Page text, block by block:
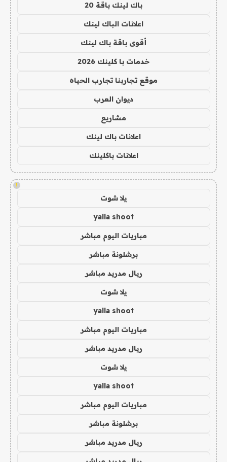
باك لينك باقة 20
اعلانات الباك لينك
أقوى باقة باك لينك
خدمات با كلينك 2026
موقع تجاربنا تجارب الحياه
ديوان العرب
مشاريع
اعلانات باك لينك
اعلانات باكلينك
!
يلا شوت
yalla shoot
مباريات اليوم مباشر
برشلونة مباشر
ريال مدريد مباشر
يلا شوت
yalla shoot
مباريات اليوم مباشر
ريال مدريد مباشر
يلا شوت
yalla shoot
مباريات اليوم مباشر
برشلونة مباشر
ريال مدريد مباشر